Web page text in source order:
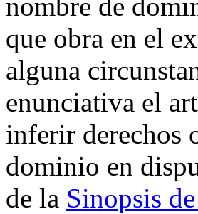
que obra en el
alguna
enunciativa el
inferir derechos
dominio en
de la Sinopsis